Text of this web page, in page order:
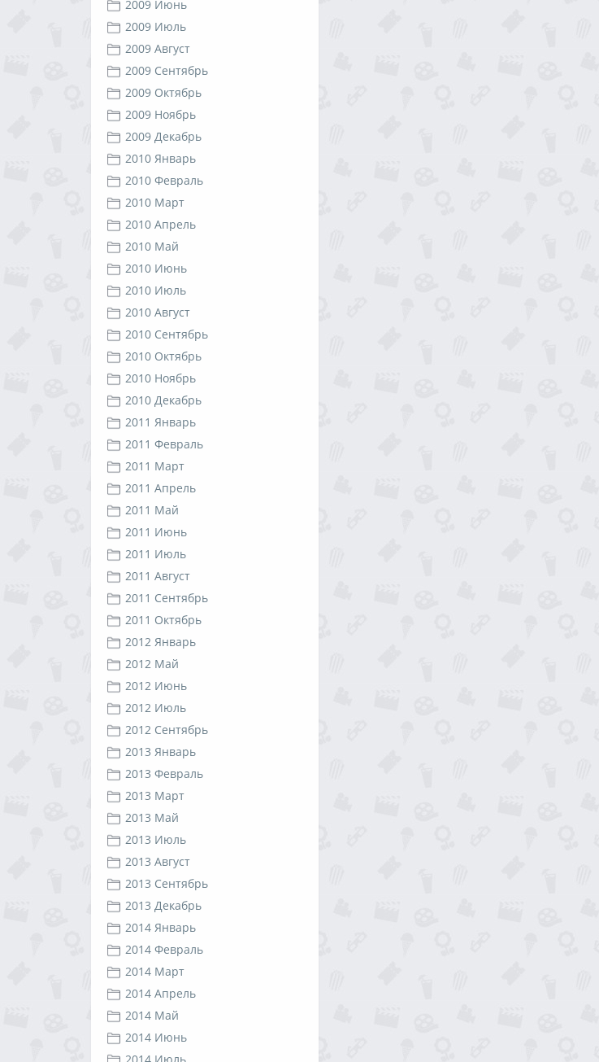
2009 Июнь
2009 Июль
2009 Август
2009 Сентябрь
2009 Октябрь
2009 Ноябрь
2009 Декабрь
2010 Январь
2010 Февраль
2010 Март
2010 Апрель
2010 Май
2010 Июнь
2010 Июль
2010 Август
2010 Сентябрь
2010 Октябрь
2010 Ноябрь
2010 Декабрь
2011 Январь
2011 Февраль
2011 Март
2011 Апрель
2011 Май
2011 Июнь
2011 Июль
2011 Август
2011 Сентябрь
2011 Октябрь
2012 Январь
2012 Май
2012 Июнь
2012 Июль
2012 Сентябрь
2013 Январь
2013 Февраль
2013 Март
2013 Май
2013 Июль
2013 Август
2013 Сентябрь
2013 Декабрь
2014 Январь
2014 Февраль
2014 Март
2014 Апрель
2014 Май
2014 Июнь